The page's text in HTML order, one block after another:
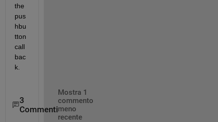
the
pus
hbu
tton
call
bac
k.
3
Commenti
Mostra 1
commento
meno
recente